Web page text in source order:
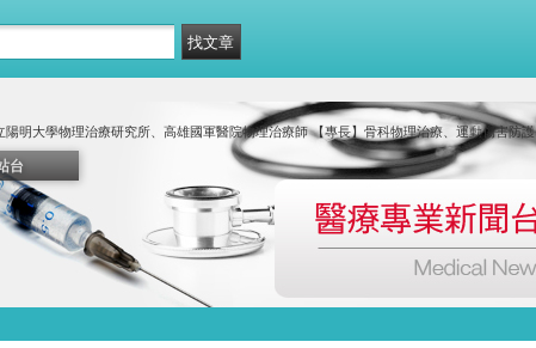
陽明大學物理治療研究所、高雄國軍醫院物理治療師 【專長】骨科物理治療、運動傷害防護
台